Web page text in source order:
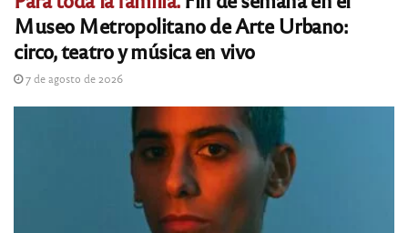
Museo Metropolitano de Arte Urbano:
circo, teatro y música en vivo
7 de agosto de 2026